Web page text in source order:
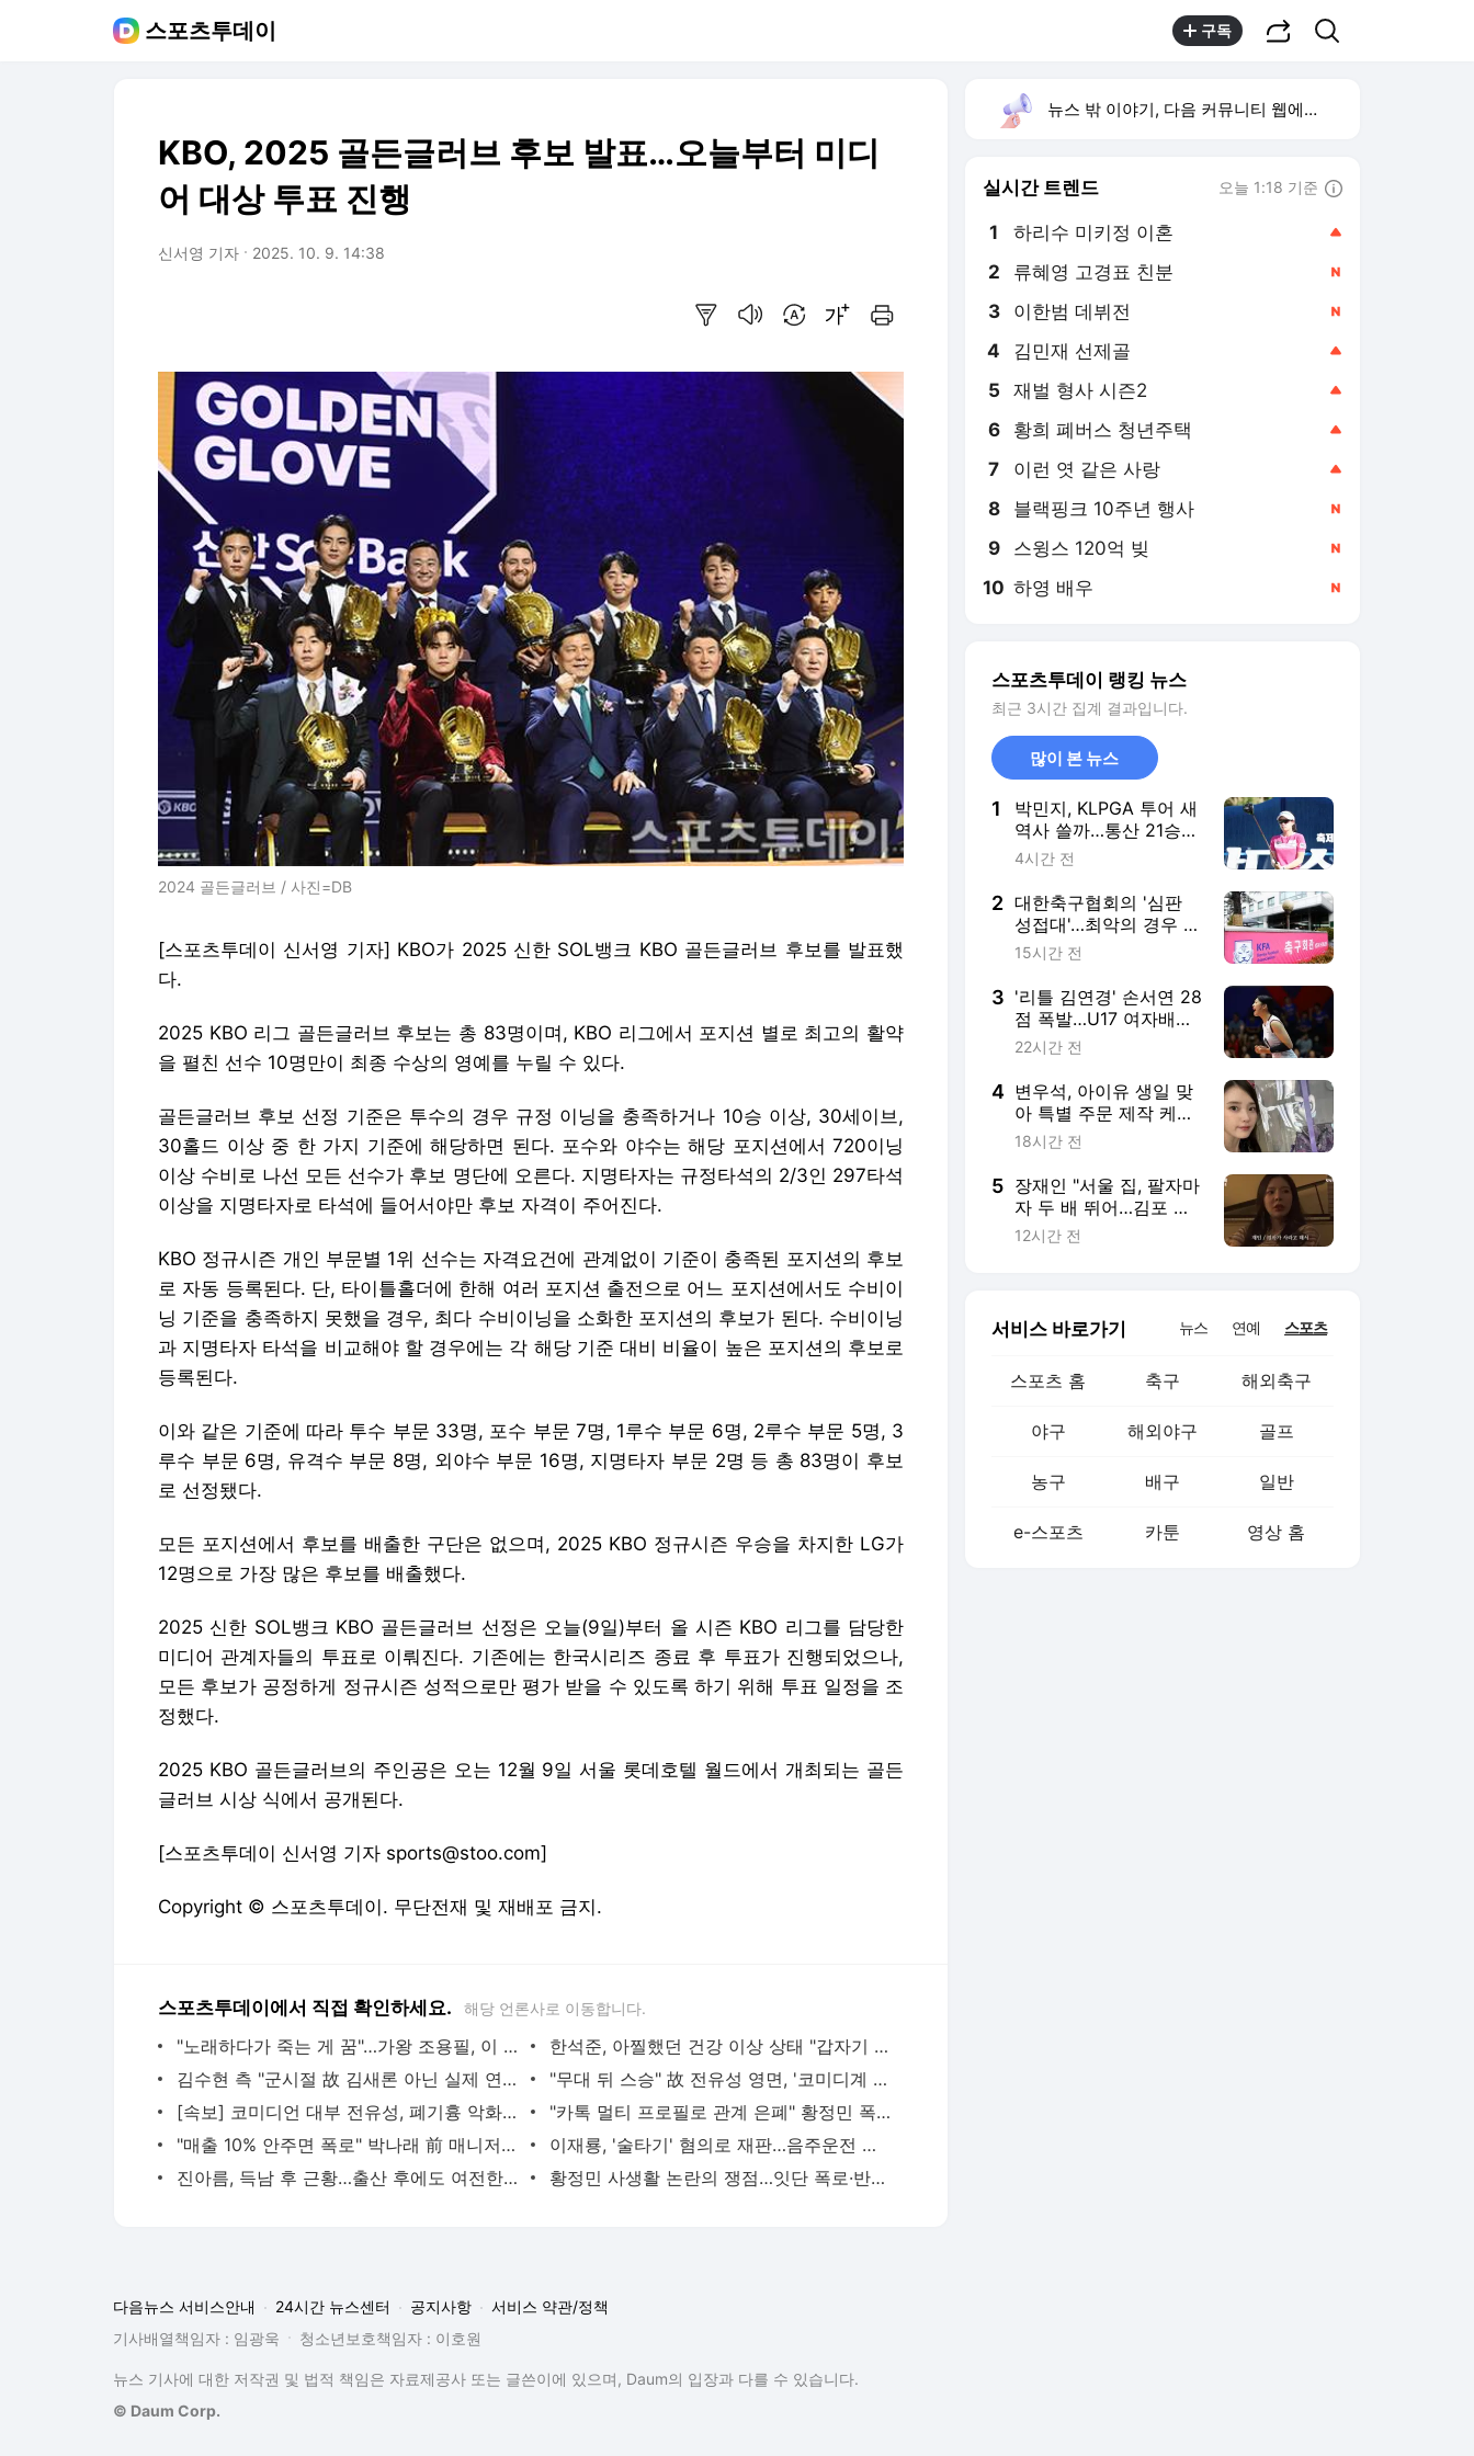
스포츠투데이 구독
KBO, 2025 골든글러브 후보 발표…오늘부터 미디
어 대상 투표 진행
신서영 기자 2025. 10. 9. 14:38
2024 골든글러브 / 사진=DB
[스포츠투데이 신서영 기자] KBO가 2025 신한 SOL뱅크 KBO 골든글러브 후보를 발표했
다.
2025 KBO 리그 골든글러브 후보는 총 83명이며, KBO 리그에서 포지션 별로 최고의 활약
을 펼친 선수 10명만이 최종 수상의 영예를 누릴 수 있다.
골든글러브 후보 선정 기준은 투수의 경우 규정 이닝을 충족하거나 10승 이상, 30세이브,
30홀드 이상 중 한 가지 기준에 해당하면 된다. 포수와 야수는 해당 포지션에서 720이닝
이상 수비로 나선 모든 선수가 후보 명단에 오른다. 지명타자는 규정타석의 2/3인 297타석
이상을 지명타자로 타석에 들어서야만 후보 자격이 주어진다.
KBO 정규시즌 개인 부문별 1위 선수는 자격요건에 관계없이 기준이 충족된 포지션의 후보
로 자동 등록된다. 단, 타이틀홀더에 한해 여러 포지션 출전으로 어느 포지션에서도 수비이
닝 기준을 충족하지 못했을 경우, 최다 수비이닝을 소화한 포지션의 후보가 된다. 수비이닝
과 지명타자 타석을 비교해야 할 경우에는 각 해당 기준 대비 비율이 높은 포지션의 후보로
등록된다.
이와 같은 기준에 따라 투수 부문 33명, 포수 부문 7명, 1루수 부문 6명, 2루수 부문 5명, 3
루수 부문 6명, 유격수 부문 8명, 외야수 부문 16명, 지명타자 부문 2명 등 총 83명이 후보
로 선정됐다.
모든 포지션에서 후보를 배출한 구단은 없으며, 2025 KBO 정규시즌 우승을 차지한 LG가
12명으로 가장 많은 후보를 배출했다.
2025 신한 SOL뱅크 KBO 골든글러브 선정은 오늘(9일)부터 올 시즌 KBO 리그를 담당한
미디어 관계자들의 투표로 이뤄진다. 기존에는 한국시리즈 종료 후 투표가 진행되었으나,
모든 후보가 공정하게 정규시즌 성적으로만 평가 받을 수 있도록 하기 위해 투표 일정을 조
정했다.
2025 KBO 골든글러브의 주인공은 오는 12월 9일 서울 롯데호텔 월드에서 개최되는 골든
글러브 시상 식에서 공개된다.
[스포츠투데이 신서영 기자 sports@stoo.com]
Copyright © 스포츠투데이. 무단전재 및 재배포 금지.
스포츠투데이에서 직접 확인하세요. 해당 언론사로 이동합니다.
"노래하다가 죽는 게 꿈"…가왕 조용필, 이 순간을 영원히 [ST이슈]
한석준, 아찔했던 건강 이상 상태 "갑자기 쓰러져 응급실行"
김수현 측 "군시절 故 김새론 아닌 실제 연인에 편지, 온도차 뚜렷"
"무대 뒤 스승" 故 전유성 영면, '코미디계 대부'의 발자취 [ST이슈]
[속보] 코미디언 대부 전유성, 폐기흉 악화로 오늘(25일) 별세…향년 76세
"카톡 멀티 프로필로 관계 은폐" 황정민 폭로女, 문자·녹취록 증거 공개 [ST이슈]
"매출 10% 안주면 폭로" 박나래 前 매니저 2명, 공갈미수·횡령 혐의로 재판
이재룡, '술타기' 혐의로 재판…음주운전 혐의는 미적용
진아름, 득남 후 근황…출산 후에도 여전한 미모 [스타엿보기]
황정민 사생활 논란의 쟁점…잇단 폭로·반박 오가는 소모전 [ST이슈]
뉴스 밖 이야기, 다음 커뮤니티 웹에서 보기
실시간 트렌드 오늘 1:18 기준
1 하리수 미키정 이혼
2 류혜영 고경표 친분
3 이한범 데뷔전
4 김민재 선제골
5 재벌 형사 시즌2
6 황희 폐버스 청년주택
7 이런 엿 같은 사랑
8 블랙핑크 10주년 행사
9 스윙스 120억 빚
10 하영 배우
스포츠투데이 랭킹 뉴스
최근 3시간 집계 결과입니다.
많이 본 뉴스
1
박민지, KLPGA 투어 새
역사 쓸까…통산 21승
+상금 70억 원 도전
4시간 전
2 대한축구협회의 '심판
성접대'…최악의 경우 런
던 올림픽 동메달도 박
15시간 전
3 '리틀 김연경' 손서연 28
점 폭발…U17 여자배구,
세계선수권서 푸에르토
22시간 전
4 변우석, 아이유 생일 맞
아 특별 주문 제작 케이
크 선물…3달 지나 알려
18시간 전
5 장재인 "서울 집, 팔자마
자 두 배 뛰어…김포 자
가·방이동 빌라 소유"
12시간 전
서비스 바로가기 뉴스 연예 스포츠
스포츠 홈 축구 해외축구
야구 해외야구 골프
농구 배구 일반
e-스포츠 카툰 영상 홈
다음뉴스 서비스안내 24시간 뉴스센터 공지사항
서비스 약관/정책
기사배열책임자 : 임광욱
청소년보호책임자 : 이호원
뉴스 기사에 대한 저작권 및 법적 책임은 자료제공사 또는 글쓴이에 있으며, Daum의 입장과 다를 수 있습니다.
© Daum Corp.